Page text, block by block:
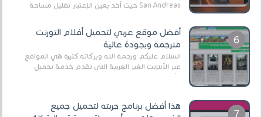
San Andreas حيث أخد بعين الإعتبار تقليل مساحة
أفضل موقع عربي لتحميل أفلام التورنت
مترجمة وبجودة عالية
السلام عليكم ورحمة الله وبركاته كثيرة هي المواقع
عبر الأنترنت الغير العربية التي تقدم خدمة تحميل
هذا أفضل برنامج جربته لتحميل جميع